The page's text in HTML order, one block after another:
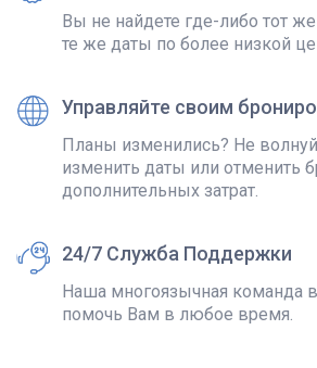
Вы не найдете где-либо тот
те же даты по более низкой
Управляйте своим
Планы изменились? Не
изменить даты или отменить
дополнительных затрат.
24/7 Служба Поддержки
Наша многоязычная команда
помочь Вам в любое время.